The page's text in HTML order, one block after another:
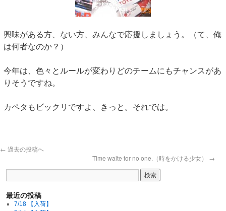
興味がある方、ない方、みんなで応援しましょう。（て、俺
は何者なのか？）
今年は、色々とルールが変わりどのチームにもチャンスがあ
りそうですね。
カペタもビックリですよ、きっと。それでは。
← 過去の投稿へ
Time waite for no one.（時をかける少女） →
最近の投稿
7/18 【入荷】